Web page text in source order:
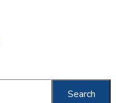
Search